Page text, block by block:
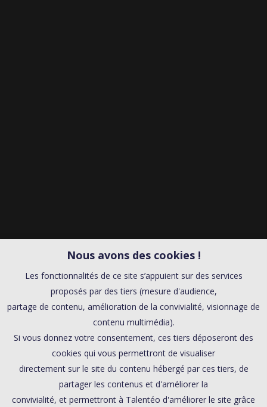
Nous avons des cookies !
Les fonctionnalités de ce site s’appuient sur des services
proposés par des tiers (mesure d'audience,
partage de contenu, amélioration de la convivialité, visionnage de
contenu multimédia).
Si vous donnez votre consentement, ces tiers déposeront des
cookies qui vous permettront de visualiser
directement sur le site du contenu hébergé par ces tiers, de
partager les contenus et d'améliorer la
convivialité, et permettront à Talentéo d'améliorer le site grâce